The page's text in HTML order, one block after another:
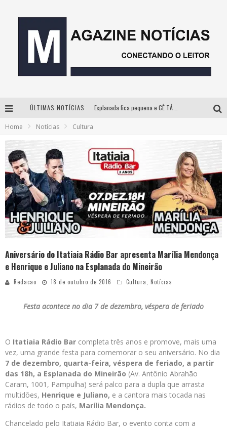
ÚLTIMAS NOTÍCIAS
Home Notícias Cultura
Aniversário do Itatiaia Rádio Bar apresenta Marília Mendonça
e Henrique e Juliano na Esplanada do Mineirão
Redacao 18 de outubro de 2016 Cultura, Notícias
Festa acontece no dia 7 de dezembro, véspera de feriado
O Itatiaia Rádio Bar completa três anos e promove, mais uma
vez, uma grande festa para comemorar o seu aniversário. No dia
7 de dezembro, quarta-feira, véspera de feriado, a partir
das 18h, a Esplanada do Mineirão (Av. Antônio Abrahão
Caram, 1001, Pampulha) será palco para a dupla que arrasta
multidões, Henrique e Juliano, e a cantora mais tocada nas
rádios de todo o país, Marília Mendonça.
Chancelado pelo Itatiaia Rádio Bar, o evento conta com a